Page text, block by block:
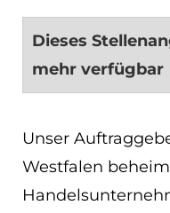
Dieses
mehr verfügbar
Unser
Westfalen